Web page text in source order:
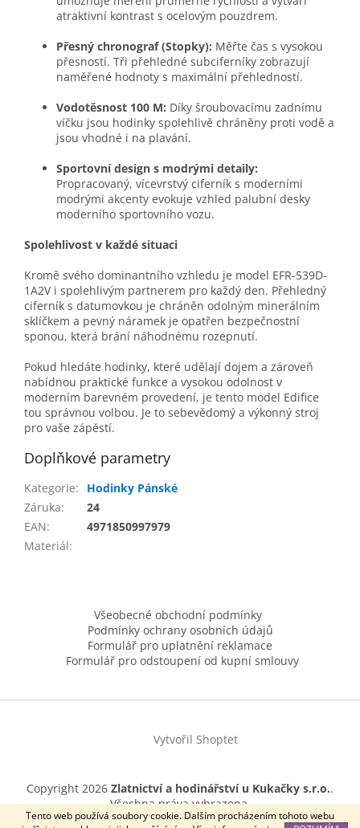
Tento web používá soubory cookie. Dalším procházením tohoto webu
atraktivní kontrast s ocelovým pouzdrem.
Přesný chronograf (Stopky): Měřte čas s vysokou
přesností. Tři přehledné subciferníky zobrazují
naměřené hodnoty s maximální přehledností.
Vodotěsnost 100 M: Díky šroubovacímu zadnímu
víčku jsou hodinky spolehlivě chráněny proti vodě a
jsou vhodné i na plavání.
Sportovní design s modrými detaily:
Propracovaný, vícevrstvý ciferník s moderními
modrými akcenty evokuje vzhled palubní desky
moderního sportovního vozu.
Spolehlivost v každé situaci
Kromě svého dominantního vzhledu je model EFR-539D-
1A2V i spolehlivým partnerem pro každý den. Přehledný
ciferník s datumovkou je chráněn odolným minerálním
sklíčkem a pevný náramek je opatřen bezpečnostní
sponou, která brání náhodnému rozepnutí.
Pokud hledáte hodinky, které udělají dojem a zároveň
nabídnou praktické funkce a vysokou odolnost v
moderním barevném provedení, je tento model Edifice
tou správnou volbou. Je to sebevědomý a výkonný stroj
pro vaše zápěstí.
Doplňkové parametry
Kategorie:
Hodinky Pánské
Záruka:
24
EAN:
4971850997979
Materiál:
Všeobecné obchodní podmínky
Podmínky ochrany osobních údajů
Formulář pro uplatnění reklamace
Formulář pro odstoupení od kupní smlouvy
Vytvořil Shoptet
Copyright 2026 Zlatnictví a hodinářství u Kukačky s.r.o..
Všechna práva vyhrazena.